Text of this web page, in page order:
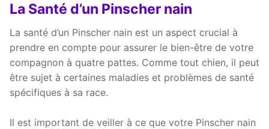
La Santé d’un Pinscher nain
La santé d’un Pinscher nain est un aspect crucial à
prendre en compte pour assurer le bien-être de votre
compagnon à quatre pattes. Comme tout chien, il peut
être sujet à certaines maladies et problèmes de santé
spécifiques à sa race.
Il est important de veiller à ce que votre Pinscher nain